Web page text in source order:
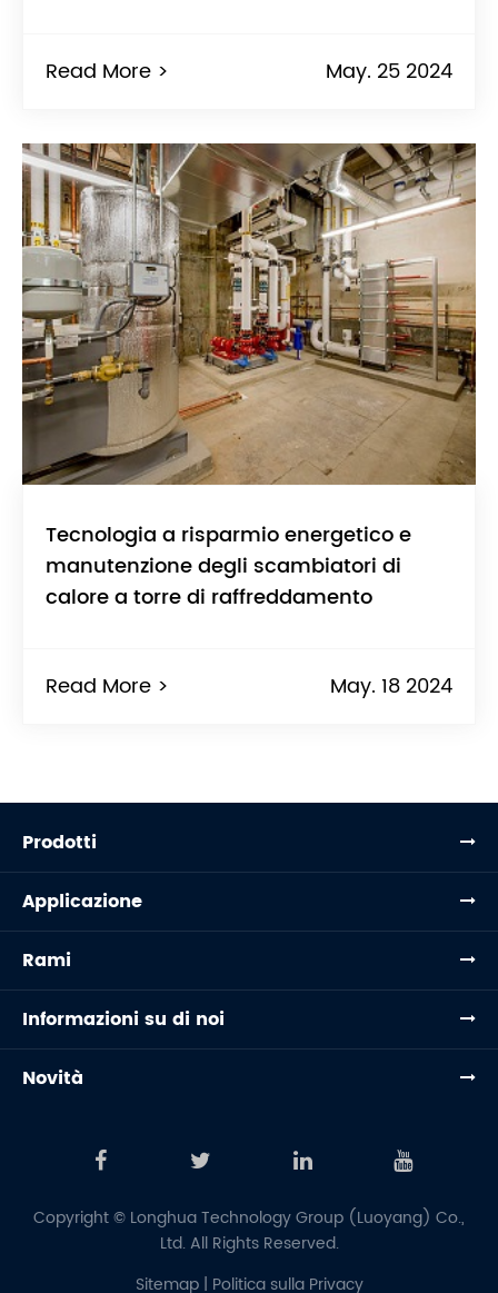
Read More > May. 25 2024
Tecnologia a risparmio energetico e
manutenzione degli scambiatori di
calore a torre di raffreddamento
Read More > May. 18 2024
Prodotti
Applicazione
Rami
Informazioni su di noi
Novità
Copyright © Longhua Technology Group (Luoyang) Co.,
Ltd.All Rights Reserved.
Sitemap| Politica sulla Privacy